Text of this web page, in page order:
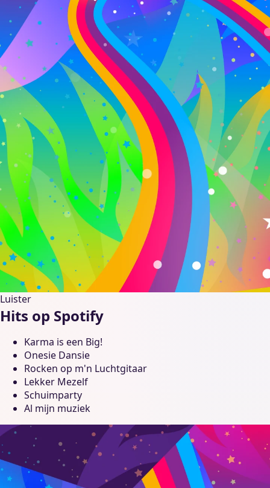
Luister
Hits op Spotify
Karma is een Big!
Onesie Dansie
Rocken op m'n Luchtgitaar
Lekker Mezelf
Schuimparty
Al mijn muziek